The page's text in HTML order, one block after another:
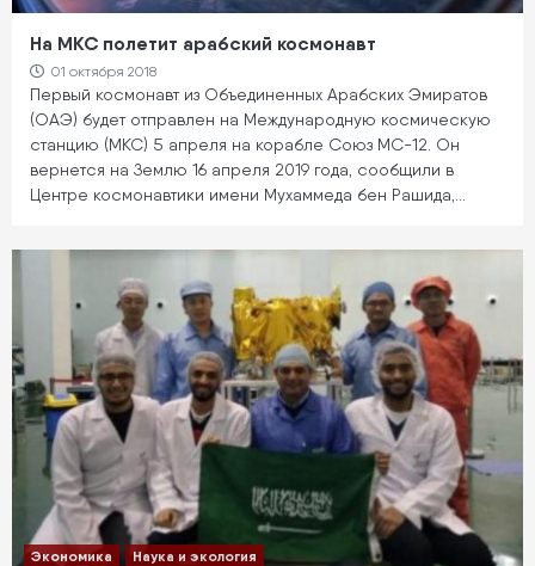
На МКС полетит арабский космонавт
01 октября 2018
Первый космонавт из Объединенных Арабских Эмиратов
(ОАЭ) будет отправлен на Международную космическую
станцию (МКС) 5 апреля на корабле Союз МС-12. Он
вернется на Землю 16 апреля 2019 года, сообщили в
Центре космонавтики имени Мухаммеда бен Рашида,…
Экономика Наука и экология